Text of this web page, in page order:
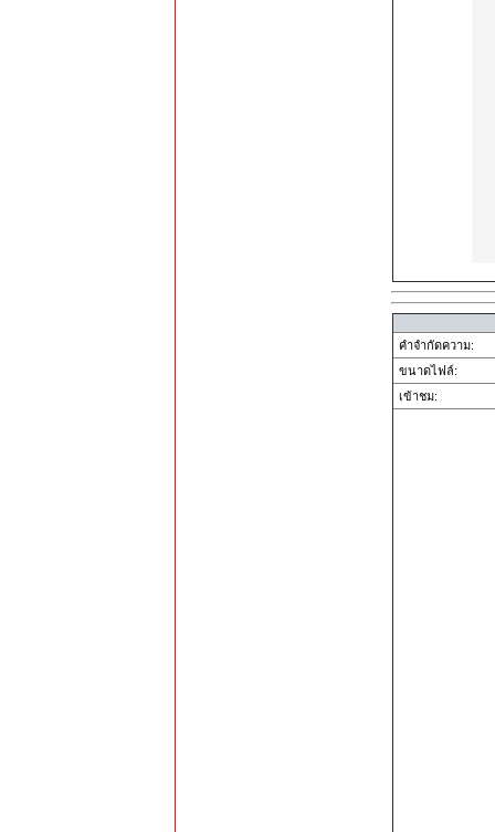
คำจำกัดความ:
ขนาดไฟล์:
เข้าชม: